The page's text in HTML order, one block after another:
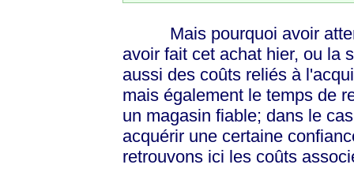
Mais pourquoi avoir
avoir fait cet achat hier, ou la
aussi des coûts reliés à
mais également le temps de
un magasin fiable; dans le
acquérir une certaine
retrouvons ici les coûts